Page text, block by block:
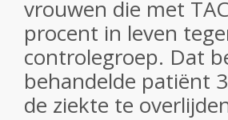
vrouwen die met
procent in leven
controlegroep. Dat
behandelde patiënt
de ziekte te